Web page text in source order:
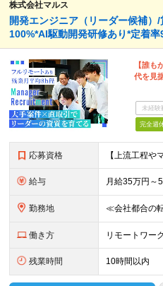
株式会社マルス
開発エンジニア（リーダー候補
100%*AI駆動開発研修あり*定着率
【誰も
代を見
未経験
完全週
応募資格
給与
勤務地
働き方 リモートワー
残業時間 10時間以内